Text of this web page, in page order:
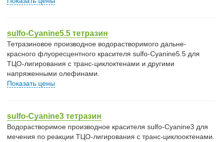
sulfo-Cyanine5.5 тетразин
Тетразиновое производное водорастворимого дальне-
красного флуоресцентного красителя sulfo-Cyanine5.5 для
ТЦО-лигирования с транс-циклоктенами и другими
напряженными олефинами.
Показать цены
sulfo-Cyanine3 тетразин
Водорастворимое производное красителя sulfo-Cyanine3 для
мечения по реакции ТЦО-лигирования с транс-циклооктенами.